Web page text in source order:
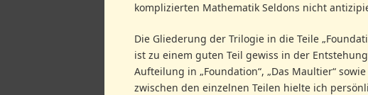
komplizierten Mathematik Seldons nicht
Die Gliederung der Trilogie in die Teile
ist zu einem guten Teil gewiss in der
Aufteilung in „Foundation“, „Das Maultier“
zwischen den einzelnen Teilen hielte ich